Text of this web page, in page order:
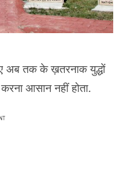
अब तक के ख़तरनाक युद्धों
आसान नहीं होता.